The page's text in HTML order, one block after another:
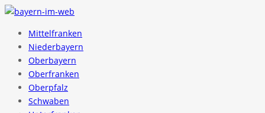
Mittelfranken
Niederbayern
Oberbayern
Oberfranken
Oberpfalz
Schwaben